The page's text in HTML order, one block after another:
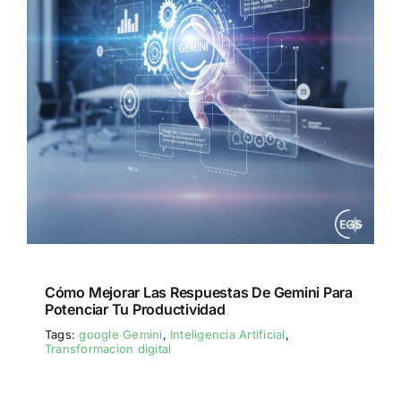
Cómo Mejorar Las Respuestas De Gemini Para
Potenciar Tu Productividad
Tags:google Gemini, Inteligencia Artificial,
Transformacion digital